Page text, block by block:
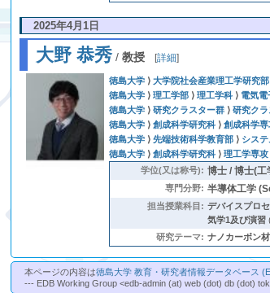
2025年4月1日
大野 恭秀 /教授 [詳細]
徳島大学 ⟩大学院社会産業理工学研究部
徳島大学 ⟩理工学部 ⟩理工学科 ⟩ 電気電
徳島大学 ⟩研究クラスター群 ⟩研究ク
徳島大学 ⟩創成科学研究科 ⟩創成科学専
徳島大学 ⟩先端技術科学教育部 ⟩ シス
徳島大学 ⟩創成科学研究科 ⟩理工学専攻
学位(又は称号): 博士 / 博士(工
専門分野: 半導体工学
担当授業科目: デバイスプロ
気学1及び演習
研究テーマ: ナノカーボン
本ページの内容は徳島大学 教育・研究者情報データベース
--- EDB Working Group <edb-admin (at) web (dot) db (dot)